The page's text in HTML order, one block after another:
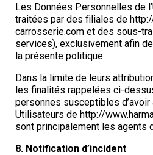
Les Données Personnelles de
traitées par des filiales de
carrosserie.com et des sous-
services), exclusivement afin
la présente politique.
Dans la limite de leurs
les finalités rappelées ci-
personnes susceptibles
Utilisateurs de http://
sont principalement les agents
8. Notification d’incident